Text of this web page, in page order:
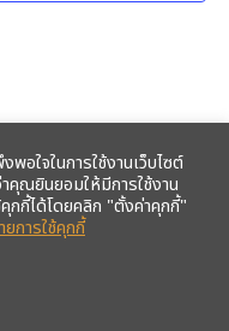
อนใคร คลิก!
อใจในการใช้งานเว็บไซต์
ณยินยอมให้มีการใช้งาน
กกี้ได้โดยคลิก "ตั้งค่าคุกกี้"
ยการใช้คุกกี้